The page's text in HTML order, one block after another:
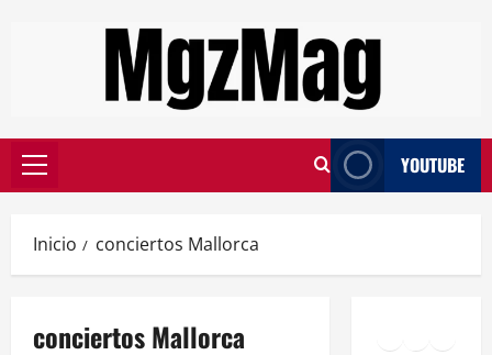
YOUTUBE
Inicio conciertos Mallorca
conciertos Mallorca